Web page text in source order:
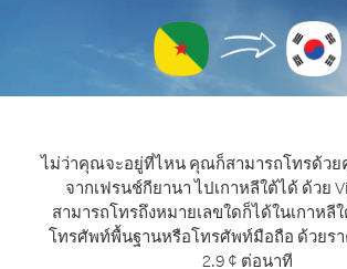
ไม่ว่าคุณจะอยู่ที่ไหน คุณก็สามารถโทรด้ว
จากเฟรนช์กียานา ไปเกาหลีใต้ได้ ด้วย
สามารถโทรถึงหมายเลขใดก็ได้ในเกาหลี
โทรศัพท์พื้นฐานหรือโทรศัพท์มือถือ ด้วยรา
2.9 ¢ ต่อนาที